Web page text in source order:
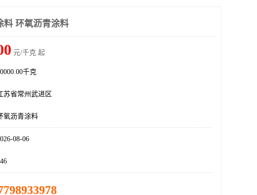
料 环氧沥青涂料
元/千克 起
千克
苏省常州武进区
氧沥青涂料
08-06